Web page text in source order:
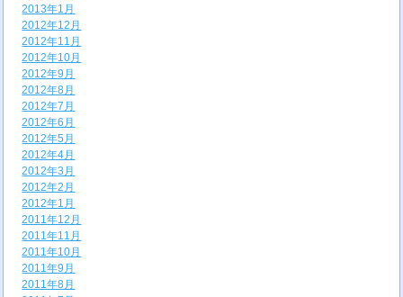
2013年1月
2012年12月
2012年11月
2012年10月
2012年9月
2012年8月
2012年7月
2012年6月
2012年5月
2012年4月
2012年3月
2012年2月
2012年1月
2011年12月
2011年11月
2011年10月
2011年9月
2011年8月